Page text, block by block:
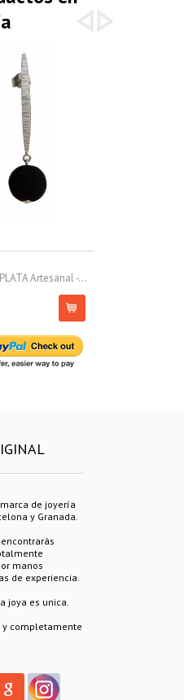
Artesanal -...
de joyería
y Granada.
manos
de experiencia.
joya es unica.
y completamente